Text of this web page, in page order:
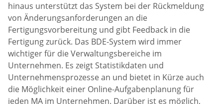
hinaus unterstützt das System bei der Rückmeldung
von Änderungsanforderungen an die
Fertigungsvorbereitung und gibt Feedback in die
Fertigung zurück. Das BDE-System wird immer
wichtiger für die Verwaltungsbereiche im
Unternehmen. Es zeigt Statistikdaten und
Unternehmensprozesse an und bietet in Kürze auch
die Möglichkeit einer Online-Aufgabenplanung für
jeden MA im Unternehmen. Darüber ist es möglich,